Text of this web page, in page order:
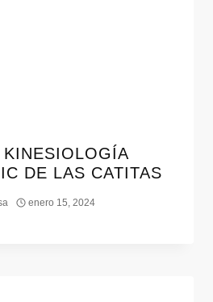
DE LAS CATITAS
enero 15, 2024